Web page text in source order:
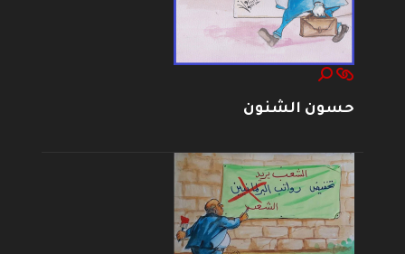
حسون الشنون